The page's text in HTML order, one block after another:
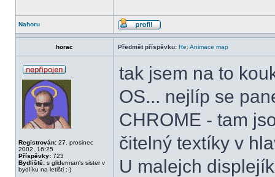
Nahoru
horac Předmět příspěvku: Re: Animace map
Registrován: 27. prosinec
2002, 16:25
Příspěvky: 723
Bydliště: s gliderman's sister v
bydlíku na letišti :-)
tak jsem na to
OS... nejlíp se
CHROME - tam
čitelný textíky v
U malejch